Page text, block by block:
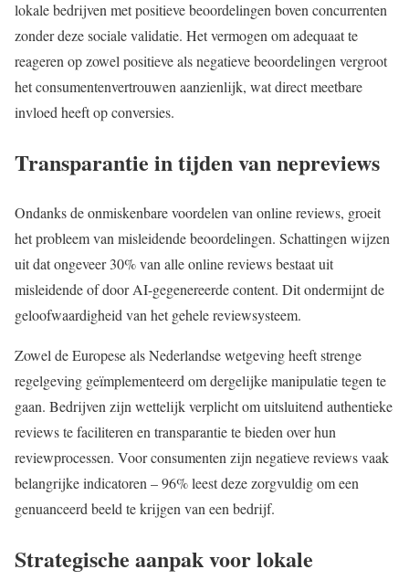
lokale bedrijven met positieve beoordelingen boven concurrenten
zonder deze sociale validatie. Het vermogen om adequaat te
reageren op zowel positieve als negatieve beoordelingen vergroot
het consumentenvertrouwen aanzienlijk, wat direct meetbare
invloed heeft op conversies.
Transparantie in tijden van nepreviews
Ondanks de onmiskenbare voordelen van online reviews, groeit
het probleem van misleidende beoordelingen. Schattingen wijzen
uit dat ongeveer 30% van alle online reviews bestaat uit
misleidende of door AI-gegenereerde content. Dit ondermijnt de
geloofwaardigheid van het gehele reviewsysteem.
Zowel de Europese als Nederlandse wetgeving heeft strenge
regelgeving geïmplementeerd om dergelijke manipulatie tegen te
gaan. Bedrijven zijn wettelijk verplicht om uitsluitend authentieke
reviews te faciliteren en transparantie te bieden over hun
reviewprocessen. Voor consumenten zijn negatieve reviews vaak
belangrijke indicatoren – 96% leest deze zorgvuldig om een
genuanceerd beeld te krijgen van een bedrijf.
Strategische aanpak voor lokale